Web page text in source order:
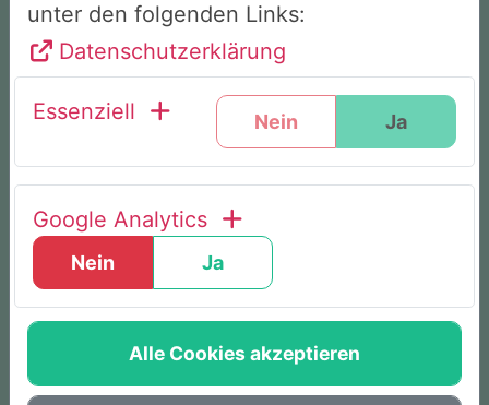
Ohne Willenskampf & Hilfsmittel
Von allen gesetzlichen Krankenkassen
bezuschusst
Weltweit bewährte Methode
unter den folgenden Links:
Datenschutzerklärung
Essenziell Nein Ja
Google Analytics
Nein Ja
Alle Cookies akzeptieren